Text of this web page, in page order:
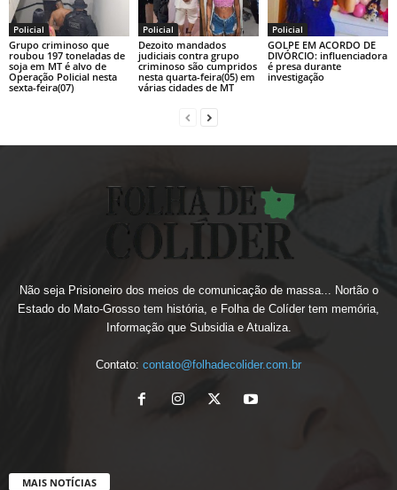
Policial
Grupo criminoso que
roubou 197 toneladas de
soja em MT é alvo de
Operação Policial nesta
sexta-feira(07)
Policial
Dezoito mandados
judiciais contra grupo
criminoso são cumpridos
nesta quarta-feira(05) em
várias cidades de MT
Policial
GOLPE EM ACORDO DE
DIVÓRCIO: influenciadora
é presa durante
investigação
Não seja Prisioneiro dos meios de comunicação de massa... Nortão o
Estado do Mato-Grosso tem história, e Folha de Colíder tem memória,
Informação que Subsidia e Atualiza.
Contato: contato@folhadecolider.com.br
MAIS NOTÍCIAS